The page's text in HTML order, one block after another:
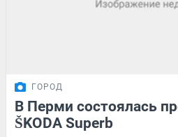
ГОРОД
В Перми состоялась
ŠKODA Superb